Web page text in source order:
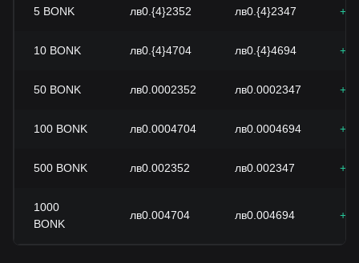
5 BONK лв0.{4}2352 лв0.{4}2347
10 BONK лв0.{4}4704 лв0.{4}4694
50 BONK лв0.0002352 лв0.0002347
100 BONK лв0.0004704 лв0.0004694
500 BONK лв0.002352 лв0.002347
1000
BONK
лв0.004704 лв0.004694